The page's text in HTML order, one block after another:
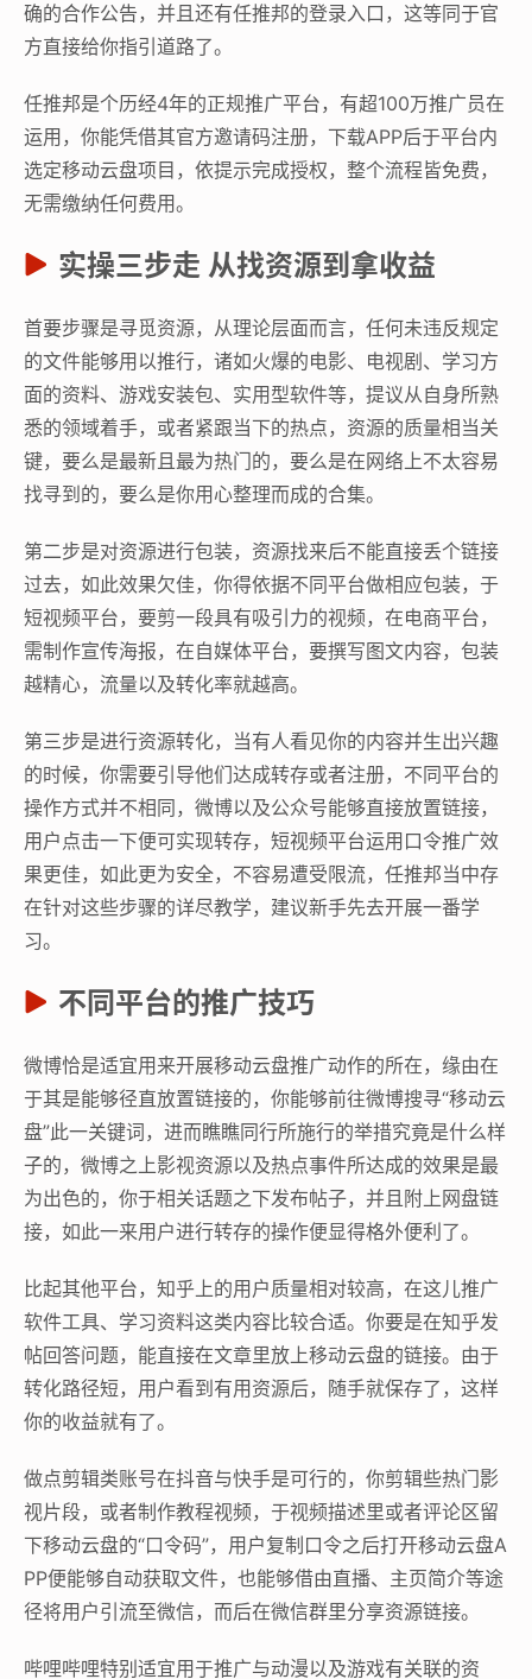
确的合作公告，并且还有任推邦的登录入口，这等同于官
方直接给你指引道路了。
任推邦是个历经4年的正规推广平台，有超100万推广员在
运用，你能凭借其官方邀请码注册，下载APP后于平台内
选定移动云盘项目，依提示完成授权，整个流程皆免费，
无需缴纳任何费用。
实操三步走 从找资源到拿收益
首要步骤是寻觅资源，从理论层面而言，任何未违反规定
的文件能够用以推行，诸如火爆的电影、电视剧、学习方
面的资料、游戏安装包、实用型软件等，提议从自身所熟
悉的领域着手，或者紧跟当下的热点，资源的质量相当关
键，要么是最新且最为热门的，要么是在网络上不太容易
找寻到的，要么是你用心整理而成的合集。
第二步是对资源进行包装，资源找来后不能直接丢个链接
过去，如此效果欠佳，你得依据不同平台做相应包装，于
短视频平台，要剪一段具有吸引力的视频，在电商平台，
需制作宣传海报，在自媒体平台，要撰写图文内容，包装
越精心，流量以及转化率就越高。
第三步是进行资源转化，当有人看见你的内容并生出兴趣
的时候，你需要引导他们达成转存或者注册，不同平台的
操作方式并不相同，微博以及公众号能够直接放置链接，
用户点击一下便可实现转存，短视频平台运用口令推广效
果更佳，如此更为安全，不容易遭受限流，任推邦当中存
在针对这些步骤的详尽教学，建议新手先去开展一番学
习。
不同平台的推广技巧
微博恰是适宜用来开展移动云盘推广动作的所在，缘由在
于其是能够径直放置链接的，你能够前往微博搜寻“移动云
盘”此一关键词，进而瞧瞧同行所施行的举措究竟是什么样
子的，微博之上影视资源以及热点事件所达成的效果是最
为出色的，你于相关话题之下发布帖子，并且附上网盘链
接，如此一来用户进行转存的操作便显得格外便利了。
比起其他平台，知乎上的用户质量相对较高，在这儿推广
软件工具、学习资料这类内容比较合适。你要是在知乎发
帖回答问题，能直接在文章里放上移动云盘的链接。由于
转化路径短，用户看到有用资源后，随手就保存了，这样
你的收益就有了。
做点剪辑类账号在抖音与快手是可行的，你剪辑些热门影
视片段，或者制作教程视频，于视频描述里或者评论区留
下移动云盘的“口令码”，用户复制口令之后打开移动云盘A
PP便能够自动获取文件，也能够借由直播、主页简介等途
径将用户引流至微信，而后在微信群里分享资源链接。
哔哩哔哩特别适宜用于推广与动漫以及游戏有关联的资